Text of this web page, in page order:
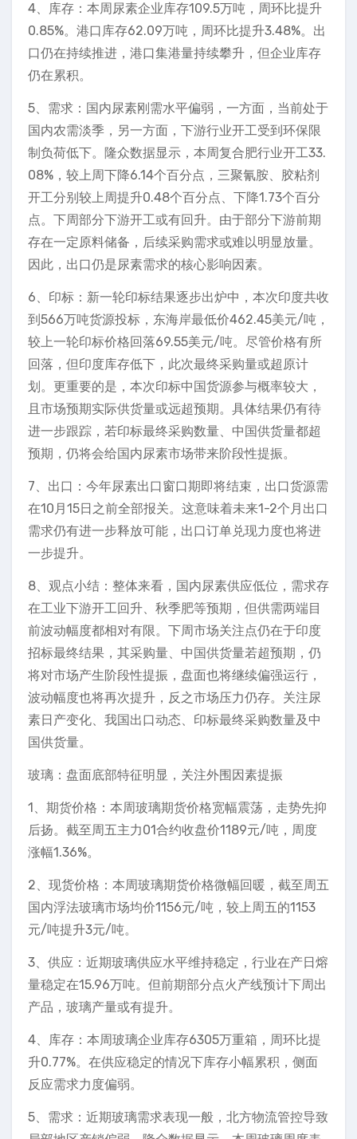
4、库存：本周尿素企业库存109.5万吨，周环比提升
0.85%。港口库存62.09万吨，周环比提升3.48%。出
口仍在持续推进，港口集港量持续攀升，但企业库存
仍在累积。
5、需求：国内尿素刚需水平偏弱，一方面，当前处于
国内农需淡季，另一方面，下游行业开工受到环保限
制负荷低下。隆众数据显示，本周复合肥行业开工33.
08%，较上周下降6.14个百分点，三聚氰胺、胶粘剂
开工分别较上周提升0.48个百分点、下降1.73个百分
点。下周部分下游开工或有回升。由于部分下游前期
存在一定原料储备，后续采购需求或难以明显放量。
因此，出口仍是尿素需求的核心影响因素。
6、印标：新一轮印标结果逐步出炉中，本次印度共收
到566万吨货源投标，东海岸最低价462.45美元/吨，
较上一轮印标价格回落69.55美元/吨。尽管价格有所
回落，但印度库存低下，此次最终采购量或超原计
划。更重要的是，本次印标中国货源参与概率较大，
且市场预期实际供货量或远超预期。具体结果仍有待
进一步跟踪，若印标最终采购数量、中国供货量都超
预期，仍将会给国内尿素市场带来阶段性提振。
7、出口：今年尿素出口窗口期即将结束，出口货源需
在10月15日之前全部报关。这意味着未来1-2个月出口
需求仍有进一步释放可能，出口订单兑现力度也将进
一步提升。
8、观点小结：整体来看，国内尿素供应低位，需求存
在工业下游开工回升、秋季肥等预期，但供需两端目
前波动幅度都相对有限。下周市场关注点仍在于印度
招标最终结果，其采购量、中国供货量若超预期，仍
将对市场产生阶段性提振，盘面也将继续偏强运行，
波动幅度也将再次提升，反之市场压力仍存。关注尿
素日产变化、我国出口动态、印标最终采购数量及中
国供货量。
玻璃：盘面底部特征明显，关注外围因素提振
1、期货价格：本周玻璃期货价格宽幅震荡，走势先抑
后扬。截至周五主力01合约收盘价1189元/吨，周度
涨幅1.36%。
2、现货价格：本周玻璃期货价格微幅回暖，截至周五
国内浮法玻璃市场均价1156元/吨，较上周五的1153
元/吨提升3元/吨。
3、供应：近期玻璃供应水平维持稳定，行业在产日熔
量稳定在15.96万吨。但前期部分点火产线预计下周出
产品，玻璃产量或有提升。
4、库存：本周玻璃企业库存6305万重箱，周环比提
升0.77%。在供应稳定的情况下库存小幅累积，侧面
反应需求力度偏弱。
5、需求：近期玻璃需求表现一般，北方物流管控导致